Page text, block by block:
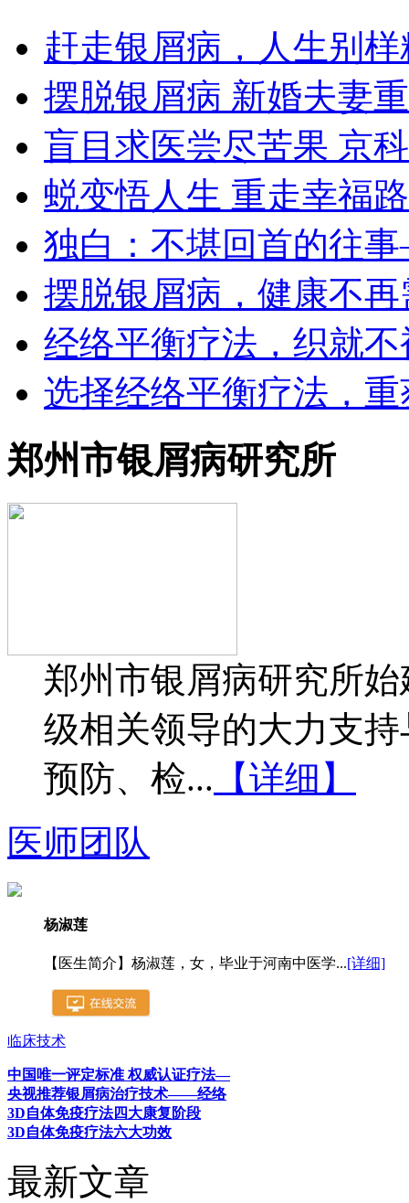
赶走银屑病，人生别
摆脱银屑病 新婚夫妻
盲目求医尝尽苦果 京
蜕变悟人生 重走幸福路
独白：不堪回首的往
摆脱银屑病，健康不
经络平衡疗法，织就
选择经络平衡疗法，
郑州市银屑病研究所
郑州市银屑病研究所
级相关领导的大力支
预防、检... 【详细】
医师团队
杨淑莲
【医生简介】杨淑莲，女，毕业于河南中医学...[详细]
临床技术
中国唯一评定标准 权威认证疗法—
央视推荐银屑病治疗技术——经络
3D自体免疫疗法四大康复阶段
3D自体免疫疗法六大功效
最新文章